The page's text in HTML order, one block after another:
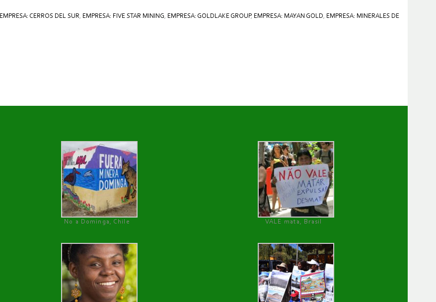
EMPRESA: CERROS DEL SUR, EMPRESA: FIVE STAR MINING, EMPRESA: GOLDLAKE GROUP, EMPRESA: MAYAN GOLD, EMPRESA: MINERALES DE
No a Dominga, Chile
VALE mata, Brasil